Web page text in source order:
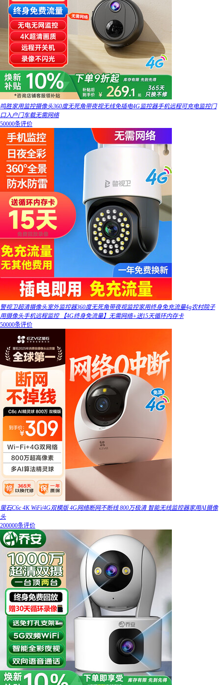
鸣胜家用监控摄像头360度无死角带夜视无线免插电4G监控器手机远程可充电监控门
口入户门车载无需网络
50000条评价
警视卫超清摄像头室外监控器360度无死角带夜视监控家用终身免充流量4g农村院子
用摄像头手机远程监控 【4G终身免流量】无需网络+送15天循环内存卡
50000条评价
萤石C6c 4K WiFi/4G双模版 4G网络断网不断线 800万极清 智能无线监控器家用AI摄像
头
200000条评价